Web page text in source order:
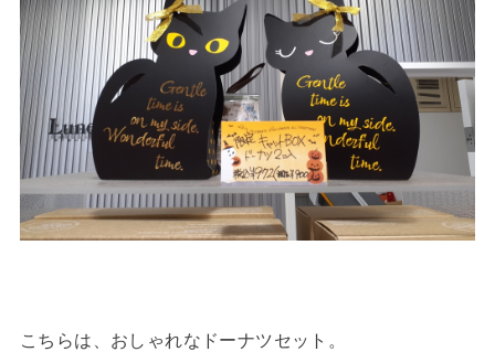
こちらは、おしゃれなドーナツセット。